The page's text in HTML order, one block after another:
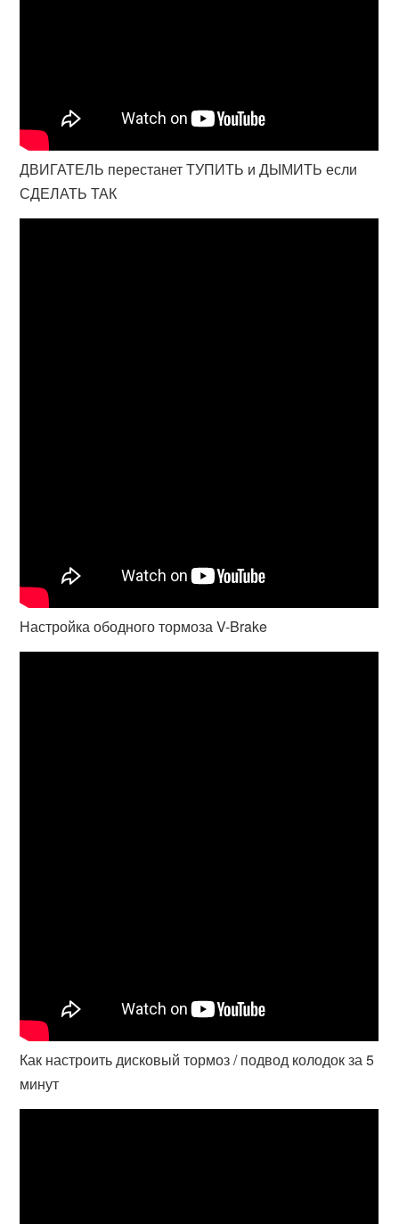
ДВИГАТЕЛЬ перестанет ТУПИТЬ и ДЫМИТЬ если
СДЕЛАТЬ ТАК
Настройка ободного тормоза V-Brake
Как настроить дисковый тормоз / подвод колодок за 5
минут